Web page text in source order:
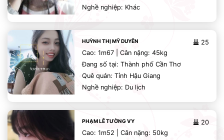
Nghề nghiệp: Khác
25
HUỲNH THỊ MỸ DUYÊN
Cao: 1m67 | Cân nặng: 45kg
Đang số tại: Thành phố Cần Thơ
Quê quán: Tỉnh Hậu Giang
Nghề nghiệp: Du lịch
20
PHẠM LÊ TƯỜNG VY
Cao: 1m52 | Cân nặng: 50kg